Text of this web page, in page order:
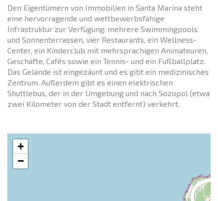
Den Eigentümern von Immobilien in Santa Marina steht
eine hervorragende und wettbewerbsfähige
Infrastruktur zur Verfügung: mehrere Swimmingpools
und Sonnenterrassen, vier Restaurants, ein Wellness-
Center, ein Kinderclub mit mehrsprachigen Animateuren,
Geschäfte, Cafés sowie ein Tennis- und ein Fußballplatz.
Das Gelände ist eingezäunt und es gibt ein medizinisches
Zentrum. Außerdem gibt es einen elektrischen
Shuttlebus, der in der Umgebung und nach Sozopol (etwa
zwei Kilometer von der Stadt entfernt) verkehrt.
+
−